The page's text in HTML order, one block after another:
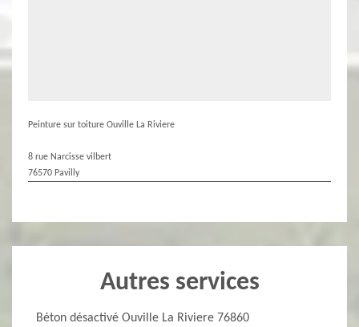
Peinture sur toiture Ouville La Riviere
8 rue Narcisse vilbert
76570 Pavilly
Autres services
Béton désactivé Ouville La Riviere 76860